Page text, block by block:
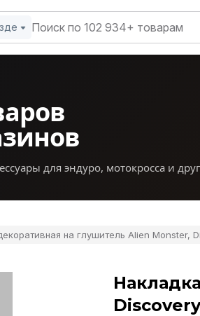
для эндуро, мотокросса и
на глушитель Alien Monster,
Discovery